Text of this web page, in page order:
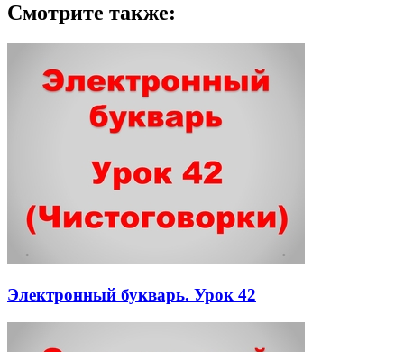
Смотрите также:
Электронный букварь. Урок 42